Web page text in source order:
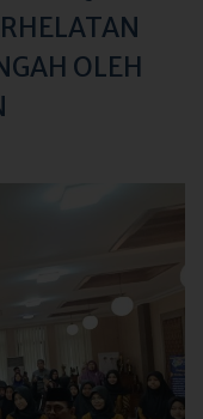
OLEH